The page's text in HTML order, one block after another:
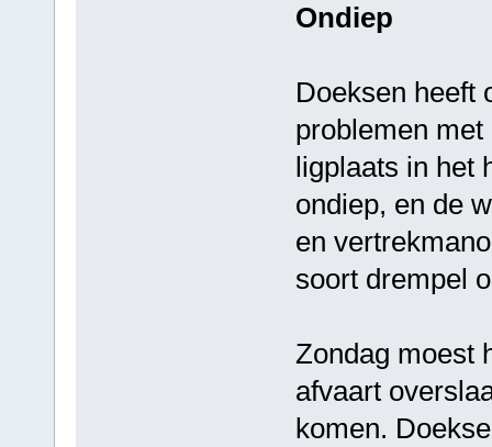
Ondiep
Doeksen heeft
problemen
ligplaats in het
ondiep, en de
en
soort drempel
Zondag moest
afvaart
komen.